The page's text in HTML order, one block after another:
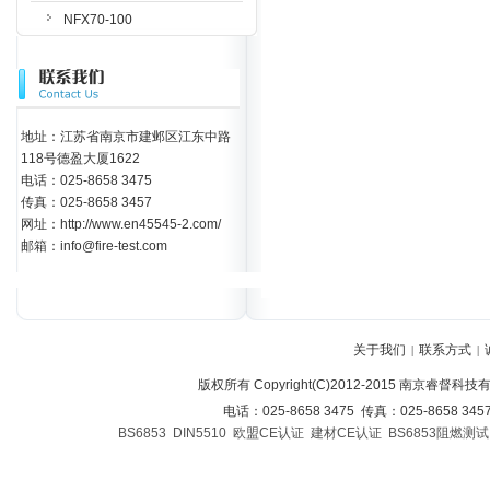
地址：江苏省南京市建邺区江东中路
118号德盈大厦1622
电话：025-8658 3475
传真：025-8658 3457
网址：http://www.en45545-2.com/
邮箱：info@fire-test.com
NFX70-100
关于我们 | 联系方式 |
版权所有 Copyright(C)2012-2015 南京睿督科技
电话：025-8658 3475 传真：025-8658
BS6853
DIN5510 欧盟CE认证 建材CE认证 BS6853阻燃测试